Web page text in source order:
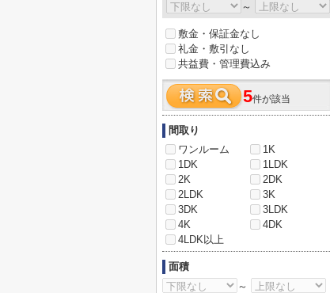
～
敷金・保証金なし
礼金・敷引なし
共益費・管理費込み
5件が該当
間取り
ワンルーム
1K
1DK
1LDK
2K
2DK
2LDK
3K
3DK
3LDK
4K
4DK
4LDK以上
面積
～